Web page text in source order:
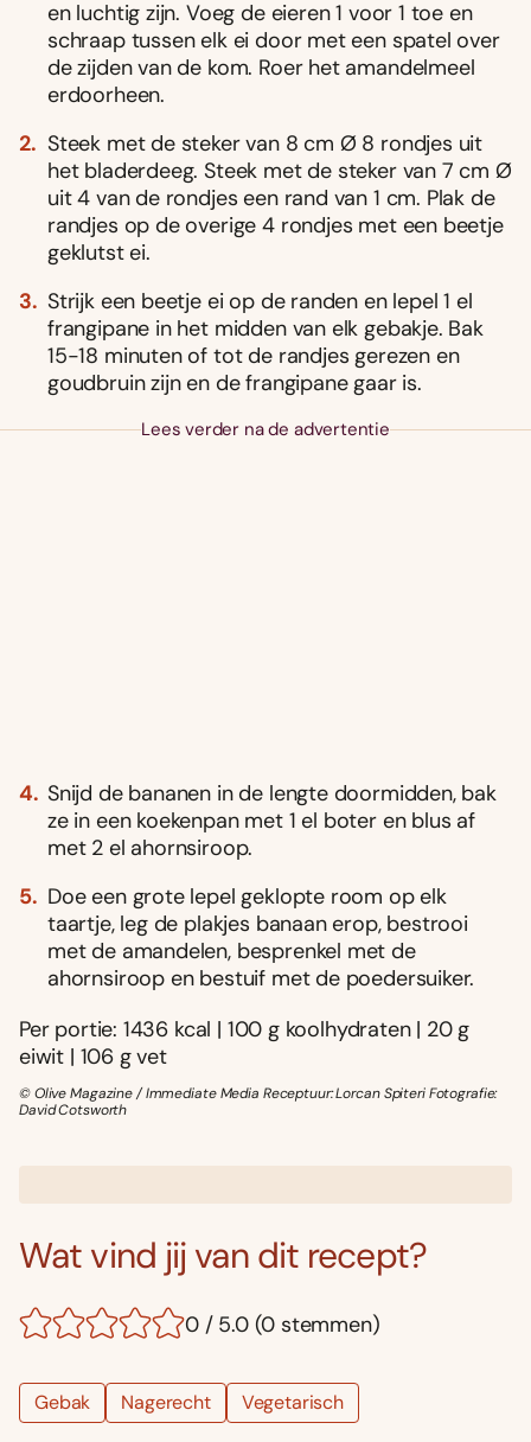
en luchtig zijn. Voeg de eieren 1 voor 1 toe en
schraap tussen elk ei door met een spatel over
de zijden van de kom. Roer het amandelmeel
erdoorheen.
Steek met de steker van 8 cm Ø 8 rondjes uit
het bladerdeeg. Steek met de steker van 7 cm Ø
uit 4 van de rondjes een rand van 1 cm. Plak de
randjes op de overige 4 rondjes met een beetje
geklutst ei.
Strijk een beetje ei op de randen en lepel 1 el
frangipane in het midden van elk gebakje. Bak
15-18 minuten of tot de randjes gerezen en
goudbruin zijn en de frangipane gaar is.
Lees verder na de advertentie
Snijd de bananen in de lengte doormidden, bak
ze in een koekenpan met 1 el boter en blus af
met 2 el ahornsiroop.
Doe een grote lepel geklopte room op elk
taartje, leg de plakjes banaan erop, bestrooi
met de amandelen, besprenkel met de
ahornsiroop en bestuif met de poedersuiker.
Per portie: 1436 kcal | 100 g koolhydraten | 20 g
eiwit | 106 g vet
© Olive Magazine / Immediate Media Receptuur: Lorcan Spiteri Fotografie:
David Cotsworth
Wat vind jij van dit recept?
0 / 5.0 (0 stemmen)
Gebak Nagerecht Vegetarisch